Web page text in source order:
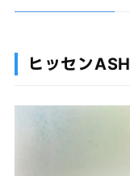
ヒッセンASH